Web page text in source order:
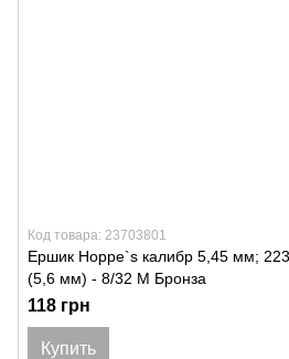
Код товара: 23703801
Ершик Hoppe`s калибр 5,45 мм;
(5,6 мм) - 8/32 M Бронза
118 грн
Купить